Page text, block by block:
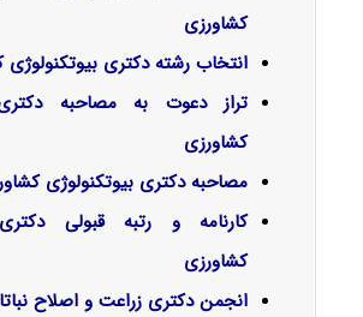
کشاورزی
انتخاب رشته دکتری بیوتکنولوژی
تراز دعوت به مصاحبه دکتری
کشاورزی
مصاحبه دکتری بیوتکنولوژی
کارنامه و رتبه قبولی دکتری
کشاورزی
انجمن دکتری زراعت و اصلاح